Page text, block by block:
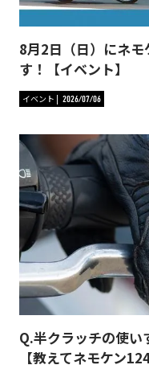
8月2日（日）にネ
す！【イベント】
イベント 2026/07/06
Q.半クラッチの使い
【教えてネモケン124